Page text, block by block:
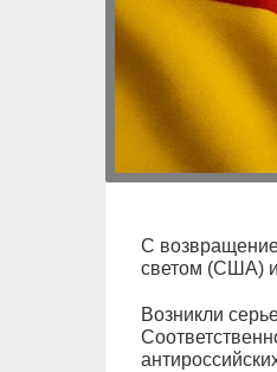
С
светом (США) и
Возникли